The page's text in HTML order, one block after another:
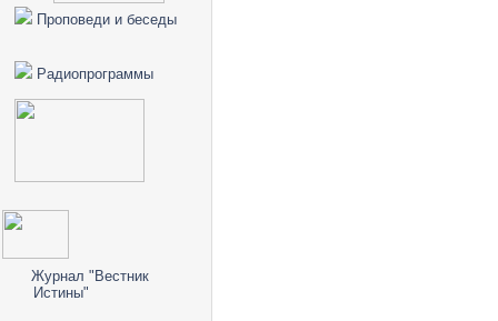
Проповеди и беседы
Радиопрограммы
Журнал "Вестник
Истины"